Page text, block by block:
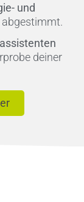
und
deiner